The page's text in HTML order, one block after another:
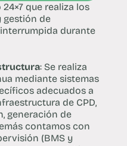
que realiza los
gestión de
durante
: Se realiza
mediante sistemas
adecuados a
de CPD,
generación de
contamos con
(BMS y